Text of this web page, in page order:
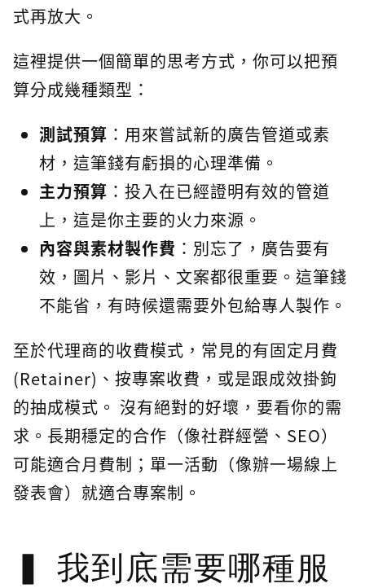
式再放大。
這裡提供一個簡單的思考方式，你可以把預
算分成幾種類型：
測試預算 ：用來嘗試新的廣告管道或素
材，這筆錢有虧損的心理準備。
主力預算 ：投入在已經證明有效的管道
上，這是你主要的火力來源。
內容與素材製作費 ：別忘了，廣告要有
效，圖片、影片、文案都很重要。這筆錢
不能省，有時候還需要外包給專人製作。
至於代理商的收費模式，常見的有固定月費
(Retainer)、按專案收費，或是跟成效掛鉤
的抽成模式。 沒有絕對的好壞，要看你的需
求。長期穩定的合作（像社群經營、SEO）
可能適合月費制；單一活動（像辦一場線上
發表會）就適合專案制。
我到底需要哪種服